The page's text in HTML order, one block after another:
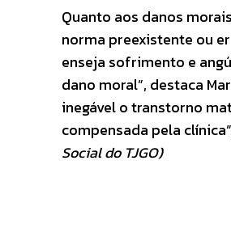
Quanto aos danos
norma preexistente ou
enseja sofrimento e
dano moral”, destaca
inegável o transtorno
compensada pela
Social do TJGO)